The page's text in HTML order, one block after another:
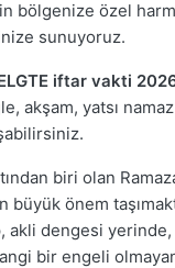
bölgenize özel
sunuyoruz.
iftar vakti
akşam, yatsı
biri olan
büyük önem
akli dengesi
bir engeli